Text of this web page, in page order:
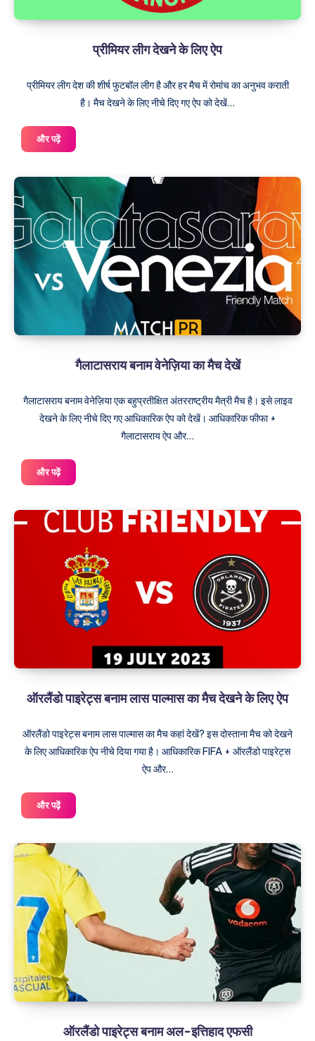
प्रीमियर लीग देखने के लिए ऐप
प्रीमियर लीग देश की शीर्ष फुटबॉल लीग है और हर मैच में रोमांच का अनुभव कराती
है। मैच देखने के लिए नीचे दिए गए ऐप को देखें…
और पढ़ेंप्रीमियर
लीग
के
लिए
ऐप
गैलाटासराय बनाम वेनेज़िया का मैच देखें
गैलाटासराय बनाम वेनेज़िया एक बहुप्रतीक्षित अंतरराष्ट्रीय मैत्री मैच है। इसे लाइव
देखने के लिए नीचे दिए गए आधिकारिक ऐप को देखें। आधिकारिक फीफा +
गैलाटासराय ऐप और…
और पढ़ेंगैलाटासराय
बनाम
मैच
ऑरलैंडो पाइरेट्स बनाम लास पाल्मास का मैच देखने के लिए ऐप
ऑरलैंडो पाइरेट्स बनाम लास पाल्मास का मैच कहां देखें? इस दोस्ताना मैच को देखने
के लिए आधिकारिक ऐप नीचे दिया गया है। आधिकारिक FIFA + ऑरलैंडो पाइरेट्स
ऐप और…
और पढ़ेंऑरलैंडो
पाइरेट्स
पाल्मास
का
मैच
देखने
के
लिए
ऐप
ऑरलैंडो पाइरेट्स बनाम अल-इत्तिहाद एफसी